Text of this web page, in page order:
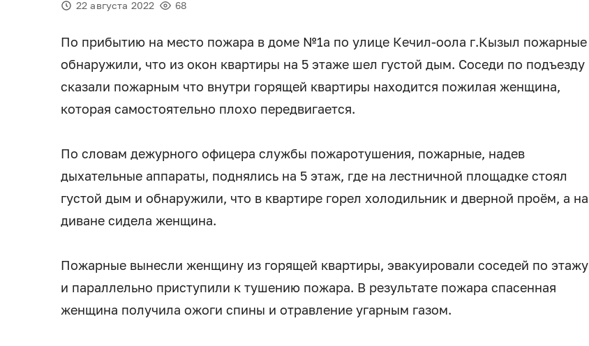
22 августа 2022 68
По прибытию на место пожара в доме №1а по улице Кечил-оола г.Кызыл пожарные
обнаружили, что из окон квартиры на 5 этаже шел густой дым. Соседи по подъезду
сказали пожарным что внутри горящей квартиры находится пожилая женщина,
которая самостоятельно плохо передвигается.
По словам дежурного офицера службы пожаротушения, пожарные, надев
дыхательные аппараты, поднялись на 5 этаж, где на лестничной площадке стоял
густой дым и обнаружили, что в квартире горел холодильник и дверной проём, а на
диване сидела женщина.
Пожарные вынесли женщину из горящей квартиры, эвакуировали соседей по этажу
и параллельно приступили к тушению пожара. В результате пожара спасенная
женщина получила ожоги спины и отравление угарным газом.